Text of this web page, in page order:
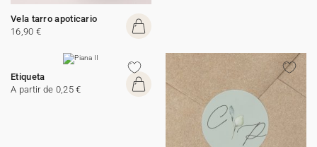
Vela tarro apoticario
16,90 €
Etiqueta
A partir de 0,25 €